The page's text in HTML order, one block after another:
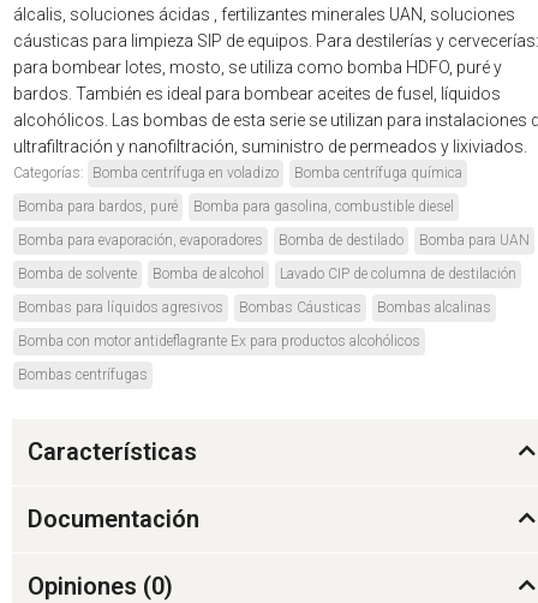
álcalis, soluciones ácidas , fertilizantes minerales UAN, soluciones
cáusticas para limpieza SIP de equipos. Para destilerías y cervecerías:
para bombear lotes, mosto, se utiliza como bomba HDFO, puré y
bardos. También es ideal para bombear aceites de fusel, líquidos
alcohólicos. Las bombas de esta serie se utilizan para instalaciones
ultrafiltración y nanofiltración, suministro de permeados y lixiviados.
Categorías: Bomba centrífuga en voladizo
Bomba centrífuga química
Bomba para bardos, puré
Bomba para gasolina, combustible diesel
Bomba para evaporación, evaporadores
Bomba de destilado
Bomba para UAN
Bomba de solvente
Bomba de alcohol
Lavado CIP de columna de destilación
Bombas para líquidos agresivos
Bombas Cáusticas
Bombas alcalinas
Bomba con motor antideflagrante Ex para productos alcohólicos
Bombas centrífugas
Características
Documentación
Opiniones (0)